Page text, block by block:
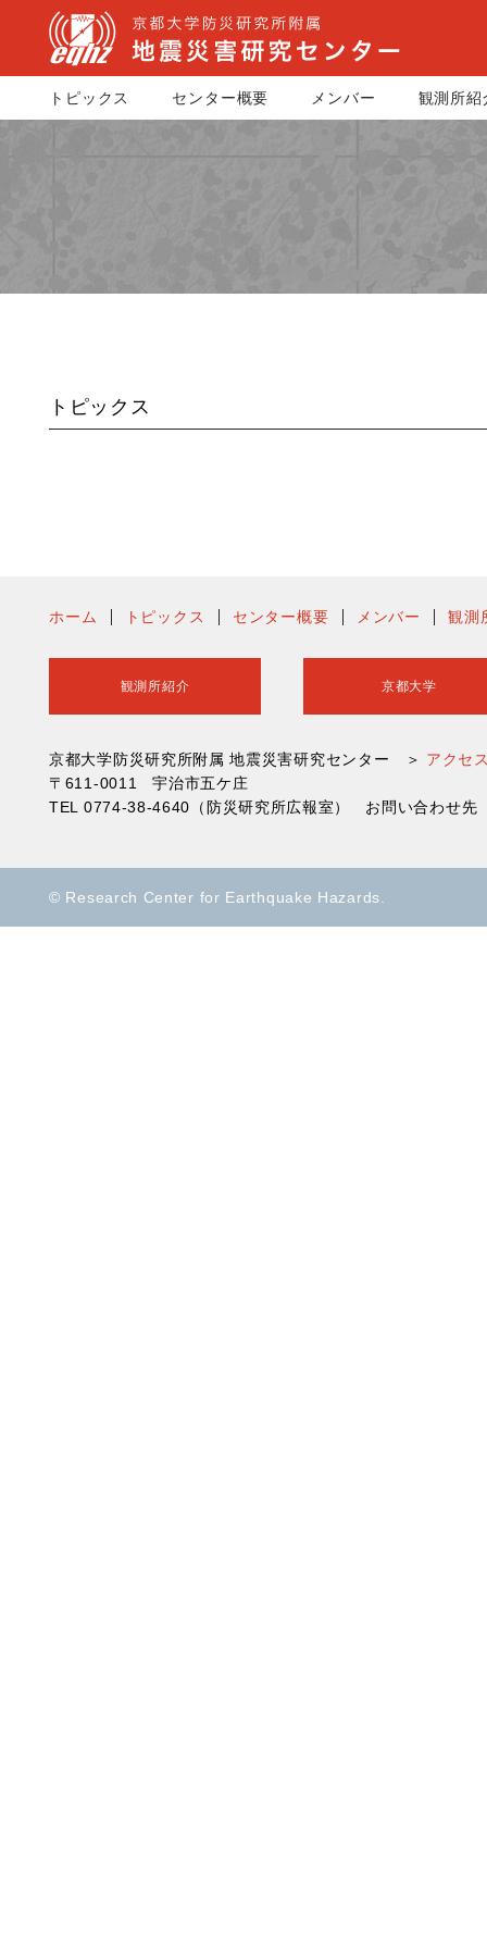
トピックス センター概要 メンバー 観測所紹
トピックス
ホーム トピックス センター概要 メンバー 観測
観測所紹介 京都大学
京都大学防災研究所附属 地震災害研究センター ＞ アクセ
〒611-0011 宇治市五ケ庄
TEL 0774-38-4640（防災研究所広報室） お問い合わせ先
© Research Center for Earthquake Hazards.